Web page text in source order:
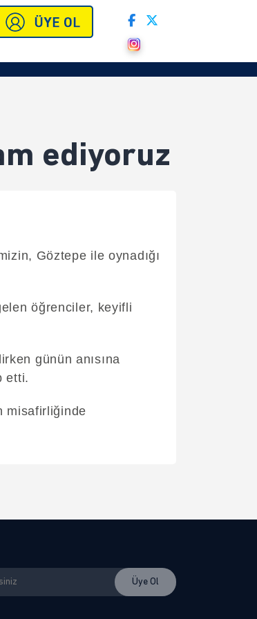
ediyoruz
Göztepe ile oynadığı
öğrenciler, keyifli
günün anısına
etti.
misafirliğinde